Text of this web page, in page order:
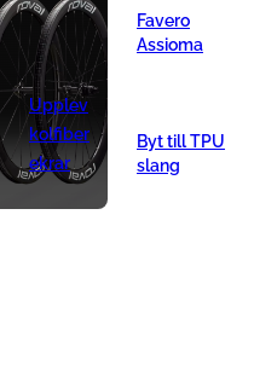
Upplev
kolfiber
ekrar
Favero
Assioma
Byt till TPU
slang